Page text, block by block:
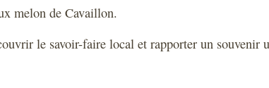
melon de Cavaillon.
le savoir-faire local et rapporter un souvenir